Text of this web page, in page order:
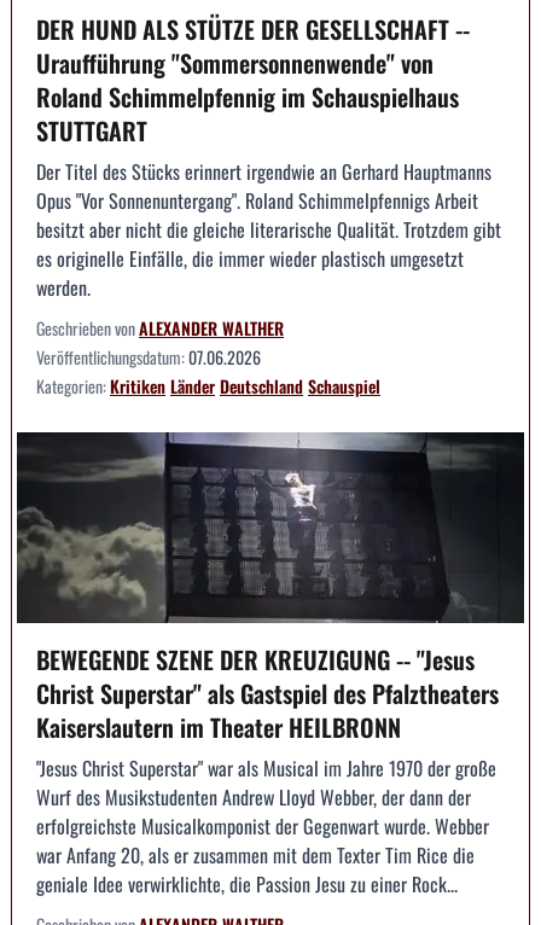
DER HUND ALS STÜTZE DER GESELLSCHAFT --
Uraufführung "Sommersonnenwende" von
Roland Schimmelpfennig im Schauspielhaus
STUTTGART
Der Titel des Stücks erinnert irgendwie an Gerhard Hauptmanns
Opus "Vor Sonnenuntergang". Roland Schimmelpfennigs Arbeit
besitzt aber nicht die gleiche literarische Qualität. Trotzdem gibt
es originelle Einfälle, die immer wieder plastisch umgesetzt
werden.
Geschrieben vonALEXANDER WALTHER
Veröffentlichungsdatum:07.06.2026
Kategorien:KritikenLänderDeutschlandSchauspiel
BEWEGENDE SZENE DER KREUZIGUNG -- "Jesus
Christ Superstar" als Gastspiel des Pfalztheaters
Kaiserslautern im Theater HEILBRONN
"Jesus Christ Superstar" war als Musical im Jahre 1970 der große
Wurf des Musikstudenten Andrew Lloyd Webber, der dann der
erfolgreichste Musicalkomponist der Gegenwart wurde. Webber
war Anfang 20, als er zusammen mit dem Texter Tim Rice die
geniale Idee verwirklichte, die Passion Jesu zu einer Rock...